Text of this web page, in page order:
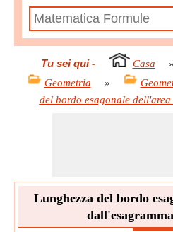
Tu sei qui- Casa »
Geometria
»
del bordo esagonale
Lunghezza del bordo